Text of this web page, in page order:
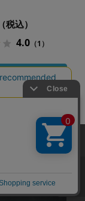
（税込）
4.0（1）
に入れる
情報などの取得およ
たします。詳細に